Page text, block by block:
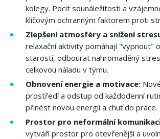
kolegy. Pocit sounáležitosti a
klíčovým ochranným faktorem proti
Zlepšení atmosféry a snížení
relaxační aktivity pomáhají "vypnout"
starostí, odbourat nahromaděný
celkovou náladu v týmu.
Obnovení energie a motivace:
prostředí a odstup od každodenní
přinést novou energii a chuť do práce.
Prostor pro neformální
vytváří prostor pro otevřenější a